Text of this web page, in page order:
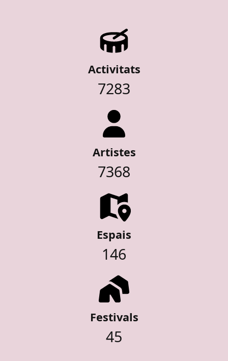
Activitats
7283
Artistes
7368
Espais
146
Festivals
45